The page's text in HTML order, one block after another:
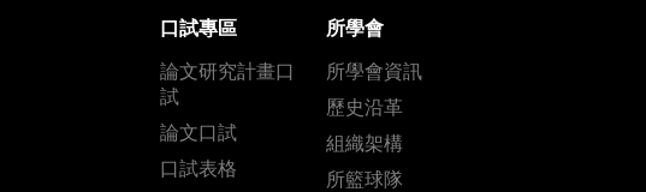
口試專區
論文研究計畫口
試
論文口試
口試表格
所學會
所學會資訊
歷史沿革
組織架構
所籃球隊